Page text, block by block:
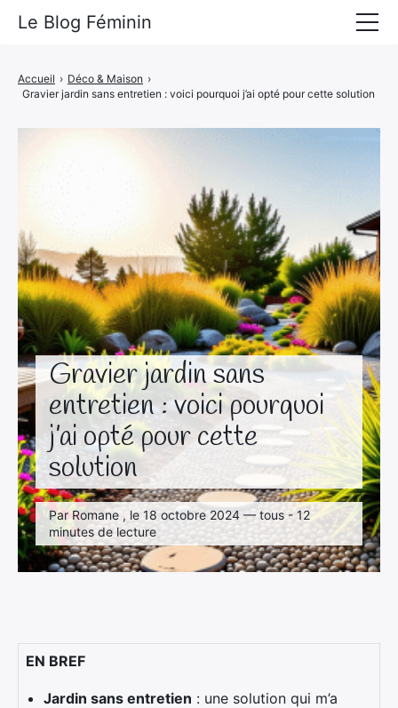
Gravier jardin sans
entretien : voici pourquoi
j’ai opté pour cette
solution
Par Romane , le 18 octobre 2024 — tous - 12
minutes de lecture
Accueil › Déco & Maison ›
Gravier jardin sans entretien : voici pourquoi j’ai opté pour cette solution
EN BREF
Jardin sans entretien : une solution qui m’a
Le Blog Féminin
Alimentation
Voyages
Déco & Maison
Amour